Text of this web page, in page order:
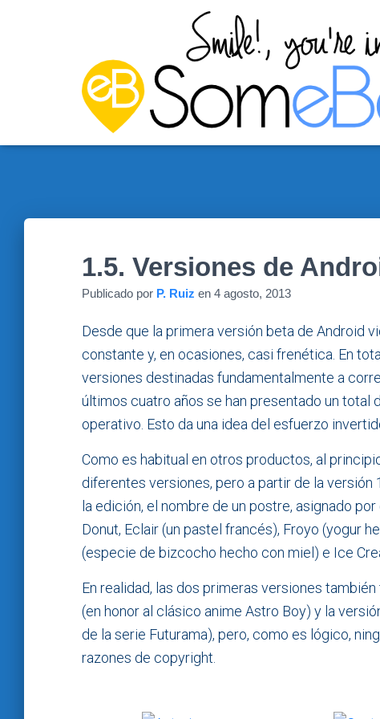
1.5. Versiones de
Publicado por P. Ruiz en 4 agosto, 2013
Desde que la primera versión beta de Android
constante y, en ocasiones, casi frenética. En
versiones destinadas fundamentalmente a
últimos cuatro años se han presentado un
operativo. Esto da una idea del esfuerzo
Como es habitual en otros productos, al
diferentes versiones, pero a partir de la versión
la edición, el nombre de un postre, asignado
Donut, Eclair (un pastel francés), Froyo (yogur
(especie de bizcocho hecho con miel) e Ice
En realidad, las dos primeras versiones
(en honor al clásico anime Astro Boy) y la
de la serie Futurama), pero, como es lógico,
razones de copyright.